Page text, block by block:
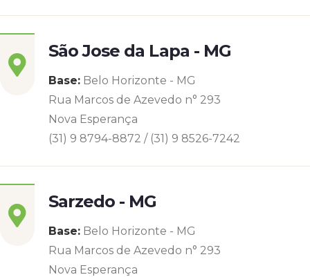
São Jose da Lapa - MG
Base: Belo Horizonte - MG
Rua Marcos de Azevedo n° 293
Nova Esperança
(31) 9 8794-8872 / (31) 9 8526-7242
Sarzedo - MG
Base: Belo Horizonte - MG
Rua Marcos de Azevedo n° 293
Nova Esperança